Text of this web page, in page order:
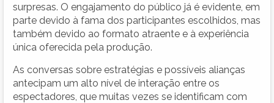
surpresas. O engajamento do público já é evidente, em
parte devido à fama dos participantes escolhidos, mas
também devido ao formato atraente e à experiência
única oferecida pela produção.
As conversas sobre estratégias e possíveis alianças
antecipam um alto nível de interação entre os
espectadores, que muitas vezes se identificam com